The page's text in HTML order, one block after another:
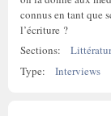
connus en tant que
l’écriture ?
Sections:
Type:
Interviews